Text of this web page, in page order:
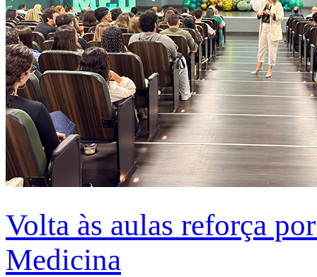
Volta às aulas reforça
Medicina